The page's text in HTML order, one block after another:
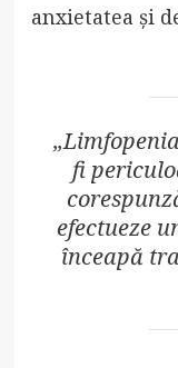
anxietatea și
fi
efectueze
înceapă